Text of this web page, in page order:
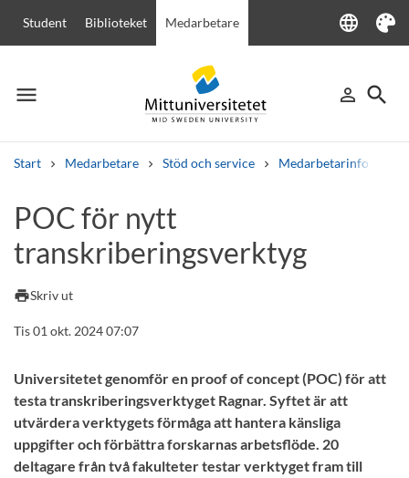
Student Biblioteket Medarbetare language
Language
Tema
menu
Meny person_outline
Logga in
search
Sök
Start Medarbetare Stöd och service Medarbetarinfo
Andra söktjänster
Kurser och programKursplanerVälkomstbrev
POC för nytt
transkriberingsverktyg
printSkriv ut
Tis 01 okt. 2024 07:07
Universitetet genomför en proof of concept (POC) för att
testa transkriberingsverktyget Ragnar. Syftet är att
utvärdera verktygets förmåga att hantera känsliga
uppgifter och förbättra forskarnas arbetsflöde. 20
deltagare från två fakulteter testar verktyget fram till